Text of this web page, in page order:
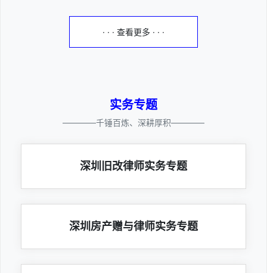
· · · 查看更多 · · ·
实务专题
————千锤百炼、深耕厚积————
深圳旧改律师实务专题
深圳房产赠与律师实务专题